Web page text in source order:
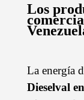
Los
La energía
Dieselval